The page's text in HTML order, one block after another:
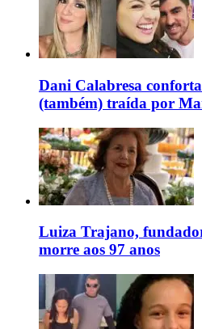
Dani Calabresa
(também) traída por
Luiza Trajano,
morre aos 97 anos